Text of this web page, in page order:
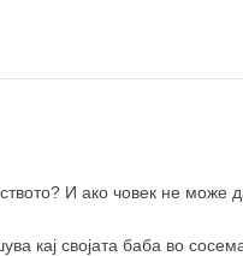
И ако човек не
кај својата баба во